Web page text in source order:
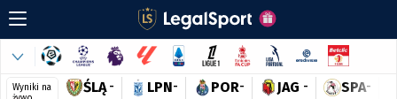
Wyniki na
ŚLĄ - LPN- POR- JAG - SPA-